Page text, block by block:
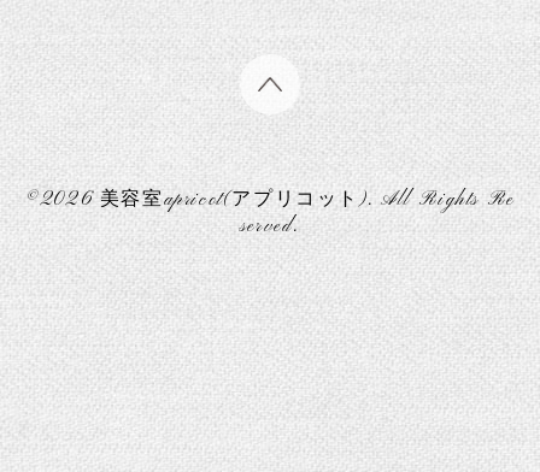
©2026美容室apricot(アプリコット). All Rights Re
served.